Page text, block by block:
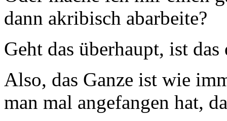
dann akribisch abarbeite?
Geht das überhaupt, ist
Also, das Ganze ist wie
man mal angefangen hat,